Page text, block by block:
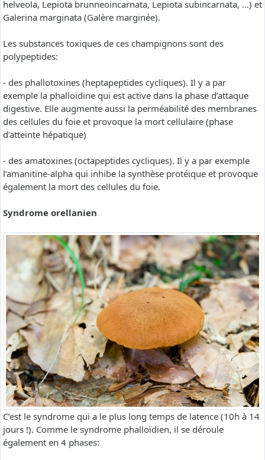
helveola, Lepiota brunneoincarnata, Lepiota subincarnata, …) et
Galerina marginata (Galère marginée).
Les substances toxiques de ces champignons sont des
polypeptides:
- des phallotoxines (heptapeptides cycliques). Il y a par
exemple la phalloïdine qui est active dans la phase d’attaque
digestive. Elle augmente aussi la perméabilité des membranes
des cellules du foie et provoque la mort cellulaire (phase
d’atteinte hépatique)
- des amatoxines (octapeptides cycliques). Il y a par exemple
l’amanitine-alpha qui inhibe la synthèse protéique et provoque
également la mort des cellules du foie.
Syndrome orellanien
C’est le syndrome qui a le plus long temps de latence (10h à 14
jours !). Comme le syndrome phalloïdien, il se déroule
également en 4 phases: